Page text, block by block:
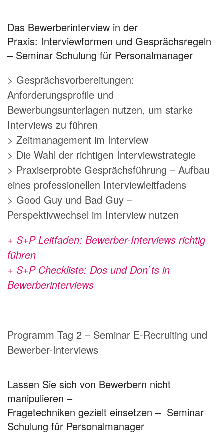
Das Bewerberinterview in der
Praxis: Interviewformen und Gesprächsregeln
– Seminar Schulung für Personalmanager
> Gesprächsvorbereitungen:
Anforderungsprofile und
Bewerbungsunterlagen nutzen, um starke
Interviews zu führen
> Zeitmanagement im Interview
> Die Wahl der richtigen Interviewstrategie
> Praxiserprobte Gesprächsführung – Aufbau
eines professionellen Interviewleitfadens
> Good Guy und Bad Guy –
Perspektivwechsel im Interview nutzen
+ S+P Leitfaden: Bewerber-Interviews richtig
führen
+ S+P Checkliste: Dos und Don`ts in
Bewerberinterviews
Programm Tag 2 – Seminar E-Recruiting und
Bewerber-Interviews
Lassen Sie sich von Bewerbern nicht
manipulieren –
Fragetechniken gezielt einsetzen – Seminar
Schulung für Personalmanager